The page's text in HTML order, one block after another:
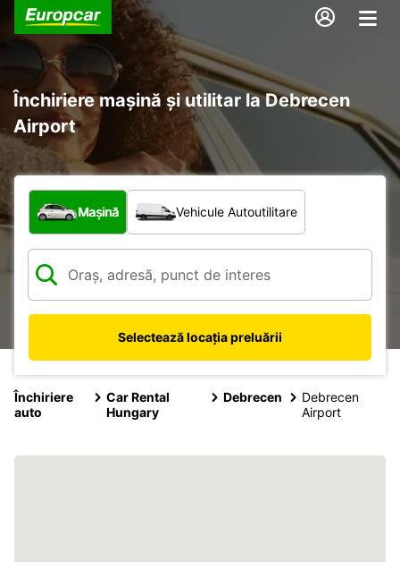
Închiriere mașină și utilitar la Debrecen
Airport
Ce tip de vehicul?
Mașină Vehicule Autoutilitare
Selectează locația preluării
Închiriere
auto
Car Rental
Hungary
Debrecen
Debrecen
Airport